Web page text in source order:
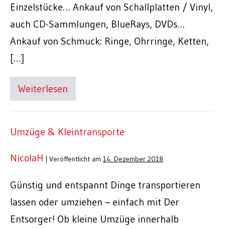
Einzelstücke… Ankauf von Schallplatten / Vinyl,
auch CD-Sammlungen, BlueRays, DVDs…
Ankauf von Schmuck: Ringe, Ohrringe, Ketten,
[…]
Weiterlesen
Umzüge & Kleintransporte
NicolaH | Veröffentlicht am 14. Dezember 2018
Günstig und entspannt Dinge transportieren
lassen oder umziehen – einfach mit Der
Entsorger! Ob kleine Umzüge innerhalb